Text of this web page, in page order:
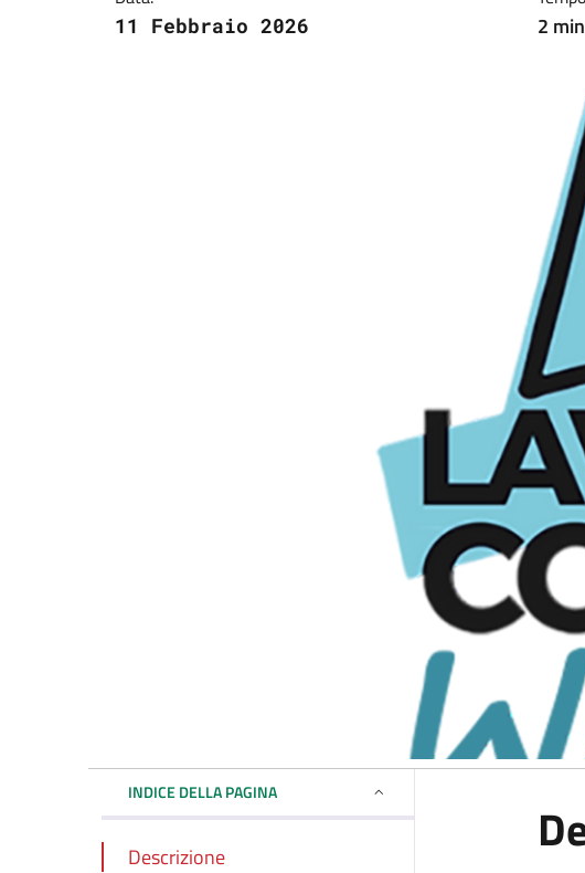
11 Febbraio 2026
2 min
INDICE DELLA PAGINA
Descrizione